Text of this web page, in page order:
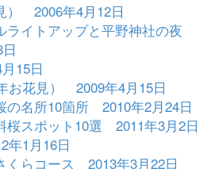
） 2006年4月12日
ライトアップと平野神社の夜
15日
お花見） 2009年4月15日
の名所10箇所 2010年2月24日
桜スポット10選 2011年3月2日
1月16日
くらコース 2013年3月22日